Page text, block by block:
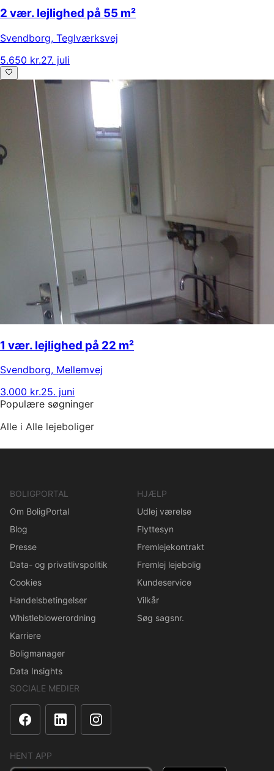
2 vær. lejlighed på 55 m²
Svendborg, Teglværksvej
5.650 kr.27. juli
1 vær. lejlighed på 22 m²
Svendborg, Mellemvej
3.000 kr.25. juni
Populære søgninger
Alle i Alle lejeboliger
BOLIGPORTAL
Om BoligPortal
Blog
Presse
Data- og privatlivspolitik
Cookies
Handelsbetingelser
Whistleblowerordning
Karriere
Boligmanager
Data Insights
HJÆLP
Udlej værelse
Flyttesyn
Fremlejekontrakt
Fremlej lejebolig
Kundeservice
Vilkår
Søg sagsnr.
SOCIALE MEDIER
HENT APP